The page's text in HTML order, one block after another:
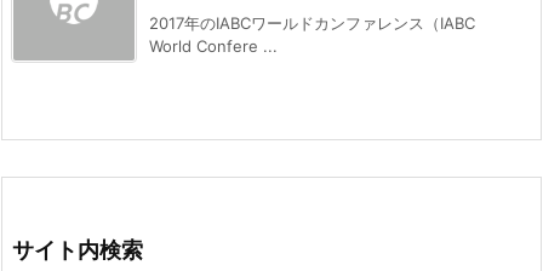
2017年のIABCワールドカンファレンス（IABC
World Confere ...
サイト内検索